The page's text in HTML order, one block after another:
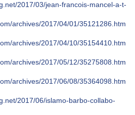
2017/03/jean-francois-mancel-a-t-
archives/2017/04/01/35121286.htm
archives/2017/04/10/35154410.htm
archives/2017/05/12/35275808.htm
archives/2017/06/08/35364098.htm
2017/06/islamo-barbo-collabo-